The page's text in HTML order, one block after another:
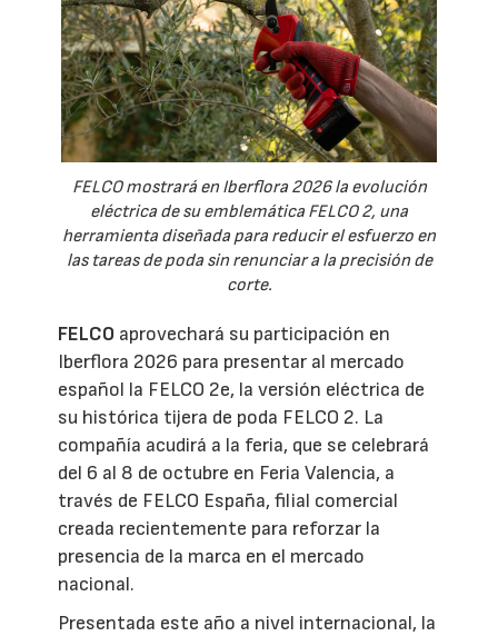
FELCO mostrará en Iberflora 2026 la evolución
eléctrica de su emblemática FELCO 2, una
herramienta diseñada para reducir el esfuerzo en
las tareas de poda sin renunciar a la precisión de
corte.
FELCO aprovechará su participación en
Iberflora 2026 para presentar al mercado
español la FELCO 2e, la versión eléctrica de
su histórica tijera de poda FELCO 2. La
compañía acudirá a la feria, que se celebrará
del 6 al 8 de octubre en Feria Valencia, a
través de FELCO España, filial comercial
creada recientemente para reforzar la
presencia de la marca en el mercado
nacional.
Presentada este año a nivel internacional, la